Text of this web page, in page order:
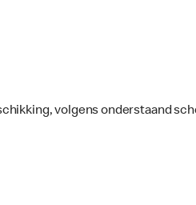
volgens onderstaand